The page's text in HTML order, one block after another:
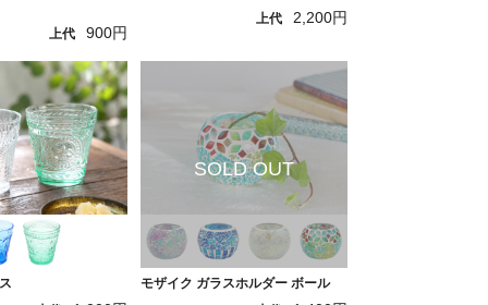
上代
900円
上代
2,200円
モザイク ガラスホルダー ボール